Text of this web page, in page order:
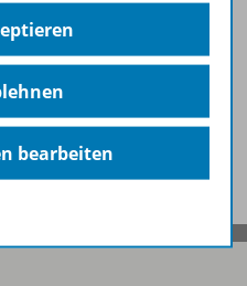
bearbeiten